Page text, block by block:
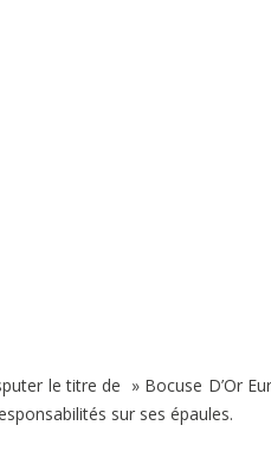
le titre de » Bocuse D’Or
sur ses épaules.